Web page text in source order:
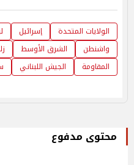
الولايات المتحدة إسرائيل
واشنطن
الشرق الأوسط
المقاومة
الجيش اللبناني
محتوى مدفوع